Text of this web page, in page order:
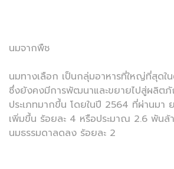
นมจากพืช
นมทางเลือก เป็นกลุ่มอาหารที่ใหญ่ที่สุดใ
ซึ่งยังคงมีการพัฒนาและขยายไปสู่ผลิต
ประเภทมากขึ้น โดยในปี 2564 ที่ผ่านมา
เพิ่มขึ้น ร้อยละ 4 หรือประมาณ 2.6 พันล้
นมธรรมดาลดลง ร้อยละ 2